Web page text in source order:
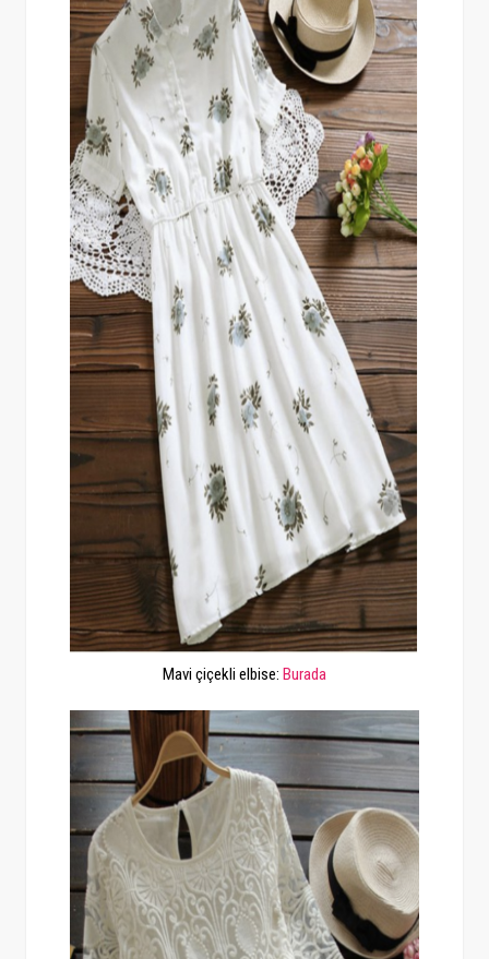
Mavi çiçekli elbise: Burada